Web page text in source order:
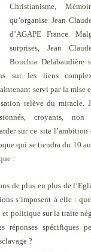
Christianisme,
qu’organise Jean
d’AGAPE France.
surprises, Jean
Bouchra Delabaudière
sur les liens
servi par la mise
relève du miracle.
croyants, non
sur ce site
qui se tiendra du 10
:
de plus en plus de
s’imposent à elle :
politique sur la traite
réponses spécifiques
?